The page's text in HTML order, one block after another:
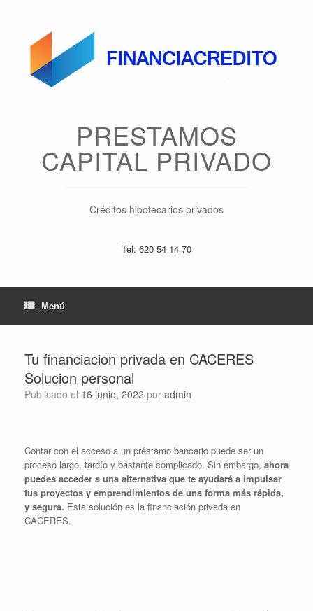
PRESTAMOS
CAPITAL PRIVADO
Créditos hipotecarios privados
Tel: 620 54 14 70
Menú
Tu financiacion privada en CACERES
Solucion personal
Publicado el 16 junio, 2022 por admin
Contar con el acceso a un préstamo bancario puede ser un
proceso largo, tardío y bastante complicado. Sin embargo, ahora
puedes acceder a una alternativa que te ayudará a impulsar
tus proyectos y emprendimientos de una forma más rápida,
y segura. Esta solución es la financiación privada en
CACERES.